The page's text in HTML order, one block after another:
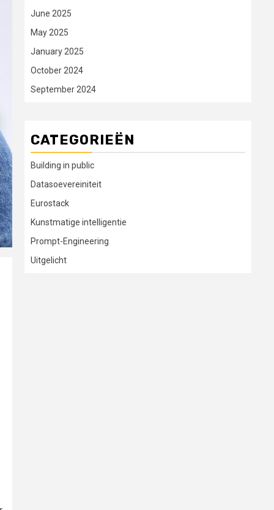
June 2025
May 2025
January 2025
October 2024
September 2024
CATEGORIEËN
Building in public
Datasoevereiniteit
Eurostack
Kunstmatige intelligentie
Prompt-Engineering
Uitgelicht